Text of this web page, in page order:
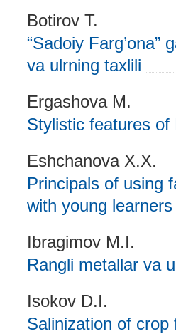
Botirov T.
“Sadoiy Farg’ona”
va ulrning taxlili
Ergashova M.
Stylistic features
Eshchanova X.X.
Principals of using
with young
Ibragimov M.I.
Rangli metallar va
Isokov D.I.
Salinization of